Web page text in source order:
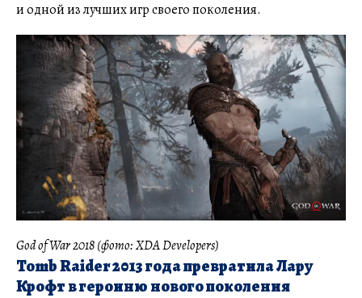
и одной из лучших игр своего поколения.
God of War 2018 (фото: XDA Developers)
Tomb Raider 2013 года превратила Лару
Крофт в героиню нового поколения